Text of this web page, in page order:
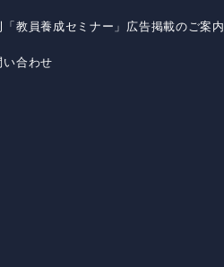
「教員養成セミナー」広告掲載のご案内
い合わせ